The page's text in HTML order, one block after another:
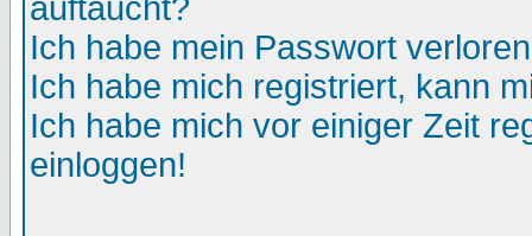
auftaucht?
Ich habe mein Passwort
Ich habe mich registriert, kann
Ich habe mich vor einiger Zeit
einloggen!